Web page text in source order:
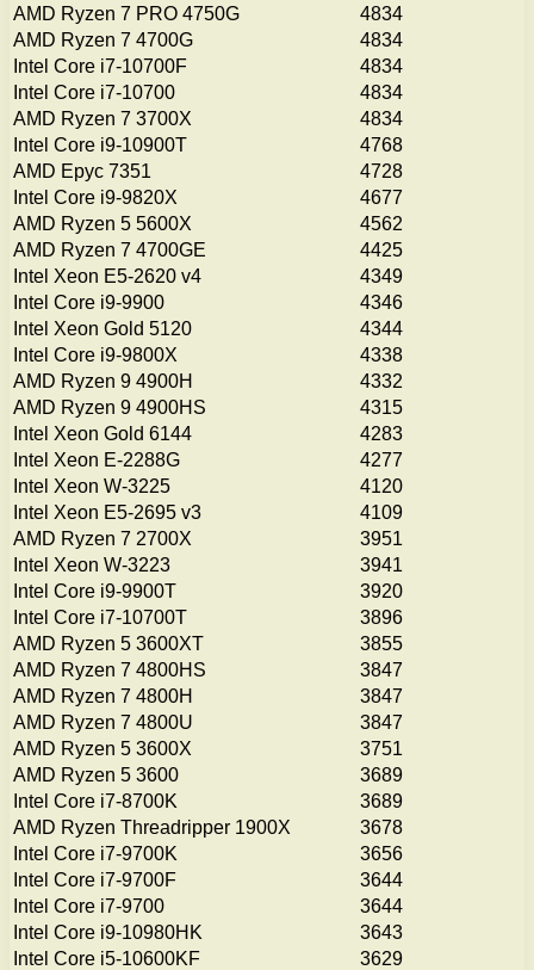
AMD Ryzen 7 PRO 4750G
4834
AMD Ryzen 7 4700G
4834
Intel Core i7-10700F
4834
Intel Core i7-10700
4834
AMD Ryzen 7 3700X
4834
Intel Core i9-10900T
4768
AMD Epyc 7351
4728
Intel Core i9-9820X
4677
AMD Ryzen 5 5600X
4562
AMD Ryzen 7 4700GE
4425
Intel Xeon E5-2620 v4
4349
Intel Core i9-9900
4346
Intel Xeon Gold 5120
4344
Intel Core i9-9800X
4338
AMD Ryzen 9 4900H
4332
AMD Ryzen 9 4900HS
4315
Intel Xeon Gold 6144
4283
Intel Xeon E-2288G
4277
Intel Xeon W-3225
4120
Intel Xeon E5-2695 v3
4109
AMD Ryzen 7 2700X
3951
Intel Xeon W-3223
3941
Intel Core i9-9900T
3920
Intel Core i7-10700T
3896
AMD Ryzen 5 3600XT
3855
AMD Ryzen 7 4800HS
3847
AMD Ryzen 7 4800H
3847
AMD Ryzen 7 4800U
3847
AMD Ryzen 5 3600X
3751
AMD Ryzen 5 3600
3689
Intel Core i7-8700K
3689
AMD Ryzen Threadripper 1900X
3678
Intel Core i7-9700K
3656
Intel Core i7-9700F
3644
Intel Core i7-9700
3644
Intel Core i9-10980HK
3643
Intel Core i5-10600KF
3629